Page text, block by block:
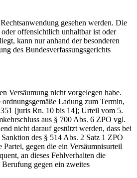
gesehen werden. Die
offensichtlich unhaltbar ist oder
kann nur anhand der besonderen
des Bundesverfassungsgerichts
Versäumung nicht vorgelegen habe.
Ladung zum Termin,
[juris Rn. 10 bis 14]; Urteil vom 5.
aus § 700 Abs. 6 ZPO vgl.
nicht darauf gestützt werden, dass bei
des § 514 Abs. 2 Satz 1 ZPO
gegen die ein Versäumnisurteil
an dieses Fehlverhalten die
gegen ein zweites